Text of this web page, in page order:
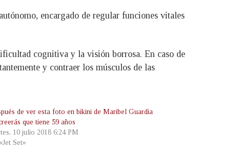
encargado de regular funciones vitales
cognitiva y la visión borrosa. En caso de
y contraer los músculos de las
de ver esta foto en bikini de Maribel Guardia
que tiene 59 años
10 julio 2018 6:24 PM
Set»